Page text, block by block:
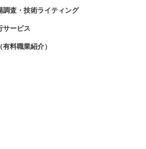
調査・技術ライティング
サービス
料職業紹介）